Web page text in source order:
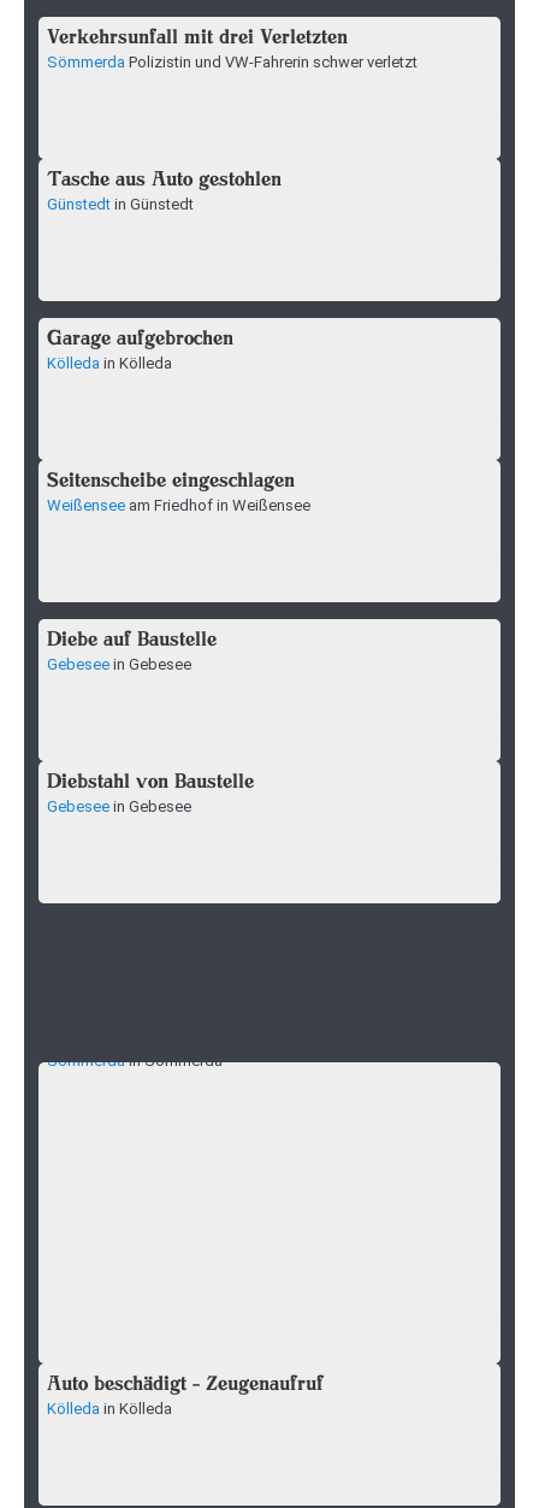
Verkehrsunfall mit drei Verletzten
Sömmerda Polizistin und VW-Fahrerin schwer verletzt
Tasche aus Auto gestohlen
Günstedt in Günstedt
Garage aufgebrochen
Kölleda in Kölleda
Seitenscheibe eingeschlagen
Weißensee am Friedhof in Weißensee
Diebe auf Baustelle
Gebesee in Gebesee
Diebstahl von Baustelle
Gebesee in Gebesee
Sömmerdain Sömmerda
Auto beschädigt - Zeugenaufruf
Kölleda in Kölleda